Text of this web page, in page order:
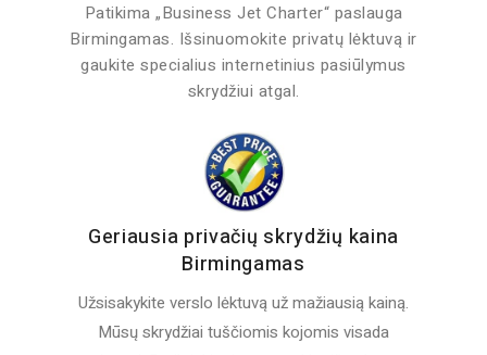
Patikima „Business Jet Charter“ paslauga
Birmingamas. Išsinuomokite privatų lėktuvą ir
gaukite specialius internetinius pasiūlymus
skrydžiui atgal.
Geriausia privačių skrydžių kaina
Birmingamas
Užsisakykite verslo lėktuvą už mažiausią kainą.
Mūsų skrydžiai tuščiomis kojomis visada